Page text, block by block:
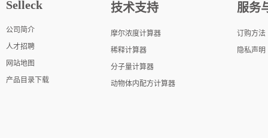
Selleck
公司简介
人才招聘
网站地图
产品目录下载
技术支持
摩尔浓度计算器
稀释计算器
分子量计算器
动物体内配方计算器
服务
订购方法
隐私声明